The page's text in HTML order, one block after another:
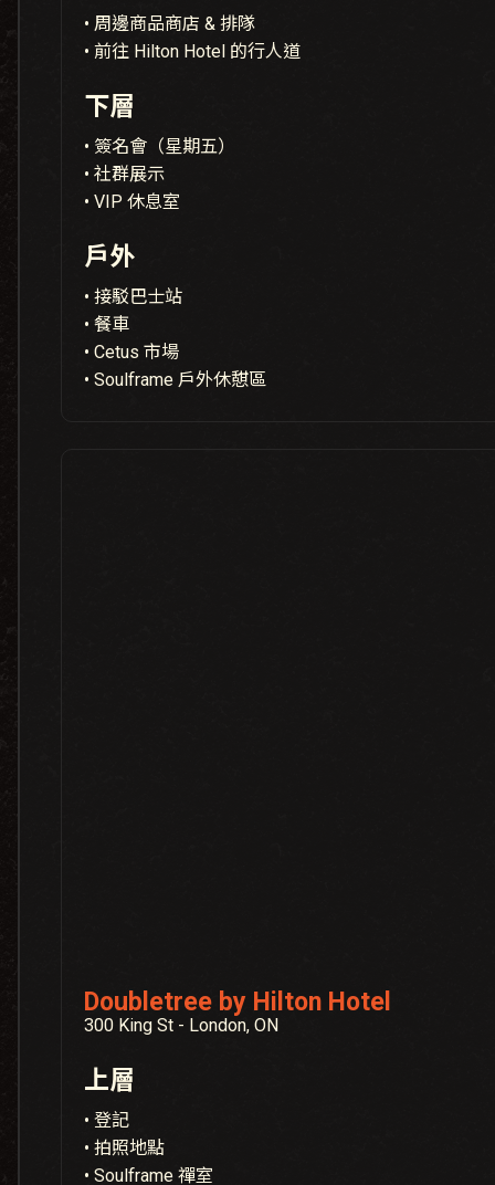
• 周邊商品商店 & 排隊
• 前往 Hilton Hotel 的行人道
下層
• 簽名會（星期五）
• 社群展示
• VIP 休息室
戶外
• 接駁巴士站
• 餐車
• Cetus 市場
• Soulframe 戶外休憇區
Doubletree by Hilton Hotel
300 King St - London, ON
上層
• 登記
• 拍照地點
• Soulframe 禪室